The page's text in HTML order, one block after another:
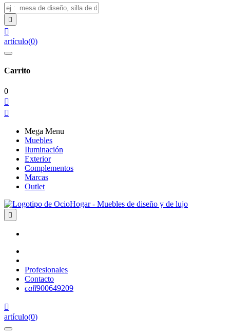


artículo(0)
Carrito
0


Mega Menu
Muebles
Iluminación
Exterior
Complementos
Marcas
Outlet

Profesionales
Contacto
call900649209

artículo(0)